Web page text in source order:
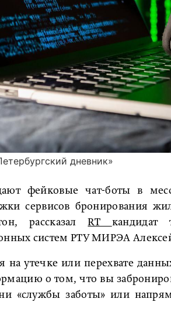
дневник»
фейковые чат-боты в
сервисов бронирования
рассказалRT кандидат
систем РТУ МИРЭА
на утечке или перехвате
о том, что вы
«службы заботы» или